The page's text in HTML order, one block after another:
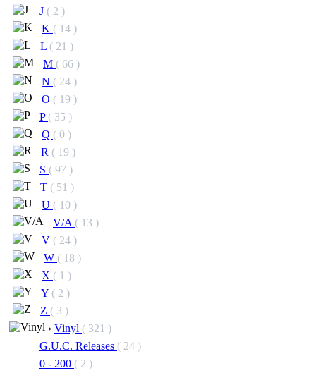
J ( 2 )
K ( 14 )
L ( 21 )
M ( 66 )
N ( 24 )
O ( 19 )
P ( 35 )
Q ( 0 )
R ( 19 )
S ( 97 )
T ( 51 )
U ( 10 )
V/A ( 13 )
V ( 24 )
W ( 18 )
X ( 1 )
Y ( 2 )
Z ( 3 )
› Vinyl ( 321 )
G.U.C. Releases ( 24 )
0 - 200 ( 2 )